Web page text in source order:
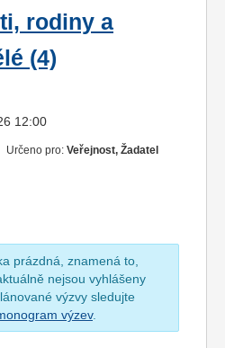
rodiny a
(4)
12:00
Určeno pro: Veřejnost, Žadatel
prázdná, znamená to,
nejsou vyhlášeny
výzvy sledujte
výzev.